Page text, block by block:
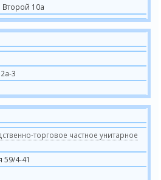
Второй 10а
3
торговое частное унитарное
59/4-41